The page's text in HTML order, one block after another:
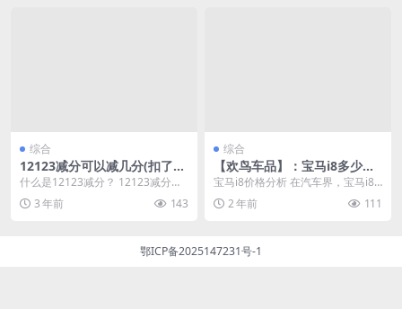
综合
12123减分可以减几分(扣了6
分学法减分后还能再扣6分吗)
什么是12123减分？ 12123减分是
指某些平台在用户的账号上每日扣
除5分的行...
3 年前 143
综合
【欢鸟车品】：宝马i8多少钱
(宝马i8多少钱一辆)
宝马i8价格分析 在汽车界，宝马i8
无疑是一款备受瞩目的混合动力跑
车。它的外观设...
2 年前 111
鄂ICP备2025147231号-1